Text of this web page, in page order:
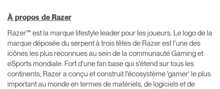
À propos de Razer
Razer™ est la marque lifestyle leader pour les joueurs. Le logo de la
marque déposée du serpent à trois têtes de Razer est l'une des
icônes les plus reconnues au sein de la communauté Gaming et
eSports mondiale. Fort d'une fan base qui s'étend sur tous les
continents, Razer a conçu et construit l'écosystème 'gamer' le plus
important au monde en termes de matériels, de logiciels et de